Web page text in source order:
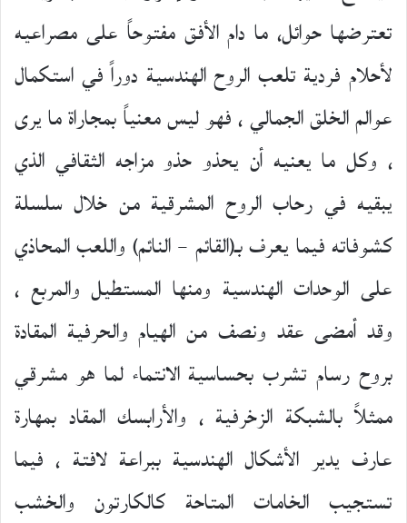
تعترضها حوائل، ما دام الأفق مفتوحاً على مصراعيه
لأحلام فردية تلعب الروح الهندسية دوراً في استكمال
عوالم الخلق الجمالي ، فهو ليس معنياً بمجاراة ما يرى
، وكل ما يعنيه أن يحذو حذو مزاجه الثقافي الذي
يبقيه في رحاب الروح المشرقية من خلال سلسلة
كشوفاته فيما يعرف بـ(القائم – النائم) واللعب المحاذي
على الوحدات الهندسية ومنها المستطيل والمربع ،
وقد أمضى عقد ونصف من الهيام والحرفية المقادة
بروح رسام تشرب بحساسية الانتماء لما هو مشرقي
ممثلاً بالشبكة الزخرفية ، والأرابسك المقاد بمهارة
عارف يدير الأشكال الهندسية ببراعة لافتة ، فيما
تستجيب الخامات المتاحة كالكارتون والخشب